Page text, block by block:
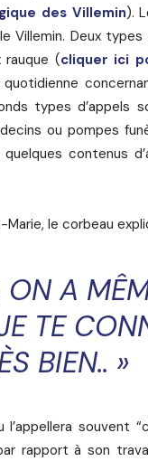
des Villemin).
Villemin. Deux
rauque (cliquer ici
types d’appels
ou pompes
contenus
Marie, le corbeau
A
TE
BIEN.. »
souvent
rapport à son